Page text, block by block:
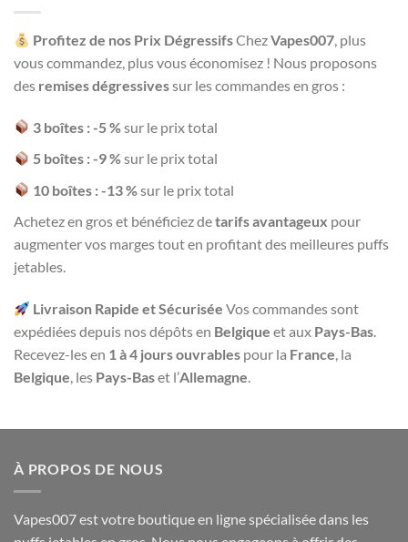
Profitez de nos Prix DégressifsChezVapes007, plus
vous commandez, plus vous économisez ! Nous proposons
des remises dégressivessur les commandes en gros :
3 boîtes : -5 %sur le prix total
5 boîtes : -9 %sur le prix total
10 boîtes : -13 %sur le prix total
Achetez en gros et bénéficiez detarifs avantageux pour
augmenter vos marges tout en profitant des meilleures puffs
jetables.
Livraison Rapide et Sécurisée Vos commandes sont
expédiées depuis nos dépôts en Belgique et aux Pays-Bas.
Recevez-les en 1 à 4 jours ouvrables pour la France, la
Belgique, les Pays-Baset l’Allemagne.
À PROPOS DE NOUS
Vapes007 est votre boutique en ligne spécialisée dans les